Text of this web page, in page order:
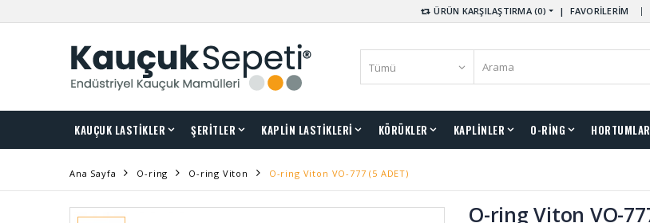
ÜRÜN KARŞILAŞTIRMA (0) | FAVORİLERİM
KAUÇUK LASTİKLER ŞERİTLER KAPLİN LASTİKLERİ KÖRÜKLER KAPLİNLER O-RİNG HORTUMLAR
Ana Sayfa O-ring O-ring Viton O-ring Viton VO-777 (5 ADET)
O-ring Viton VO-